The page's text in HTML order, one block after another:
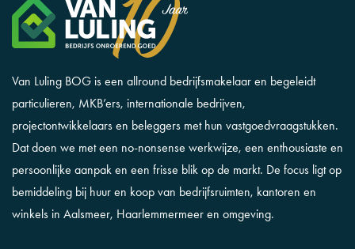
Van Luling BOG is een allround bedrijfsmakelaar en begeleidt
particulieren, MKB’ers, internationale bedrijven,
projectontwikkelaars en beleggers met hun vastgoedvraagstukken.
Dat doen we met een no-nonsense werkwijze, een enthousiaste en
persoonlijke aanpak en een frisse blik op de markt. De focus ligt op
bemiddeling bij huur en koop van bedrijfsruimten, kantoren en
winkels in Aalsmeer, Haarlemmermeer en omgeving.